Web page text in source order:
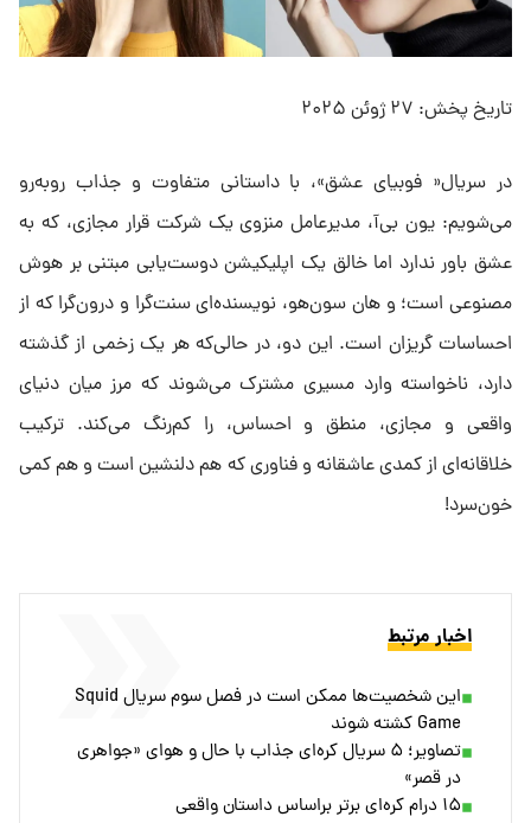
تاریخ پخش: ۲۷ ژوئن ۲۰۲۵
در سریال« فوبیای عشق»، با داستانی متفاوت و جذاب روبه‌رو
می‌شویم: یون بی‌آ، مدیرعامل منزوی یک شرکت قرار مجازی، که به
عشق باور ندارد اما خالق یک اپلیکیشن دوست‌یابی مبتنی بر هوش
مصنوعی است؛ و هان سون‌هو، نویسنده‌ای سنت‌گرا و درون‌گرا که از
احساسات گریزان است. این دو، در حالی‌که هر یک زخمی از گذشته
دارد، ناخواسته وارد مسیری مشترک می‌شوند که مرز میان دنیای
واقعی و مجازی، منطق و احساس، را کم‌رنگ می‌کند. ترکیب
خلاقانه‌ای از کمدی عاشقانه و فناوری که هم دلنشین است و هم کمی
خون‌سرد!
اخبار مرتبط
این شخصیت‌ها ممکن است در فصل سوم سریال Squid
Game کشته شوند
تصاویر؛ ۵ سریال کره‌ای جذاب با حال و هوای «جواهری
در قصر»
۱۵ درام کره‌ای برتر براساس داستان واقعی